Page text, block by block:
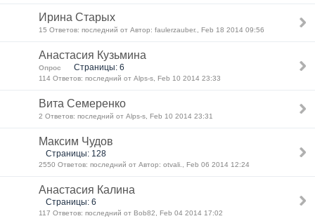
Ирина Старых
15 Ответов: последний от Автор: faulerzauber., Feb 18 2014 09:56
Анастасия Кузьмина
Опрос Страницы: 6
114 Ответов: последний от Alps-s, Feb 10 2014 23:33
Вита Семеренко
2 Ответов: последний от Alps-s, Feb 10 2014 23:31
Максим Чудов
Страницы: 128
2550 Ответов: последний от Автор: otvali., Feb 06 2014 12:24
Анастасия Калина
Страницы: 6
117 Ответов: последний от Bob82, Feb 04 2014 17:02